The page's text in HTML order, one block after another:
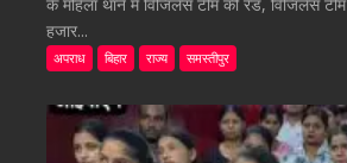
हजार...
अपराध बिहार राज्य समस्तीपुर